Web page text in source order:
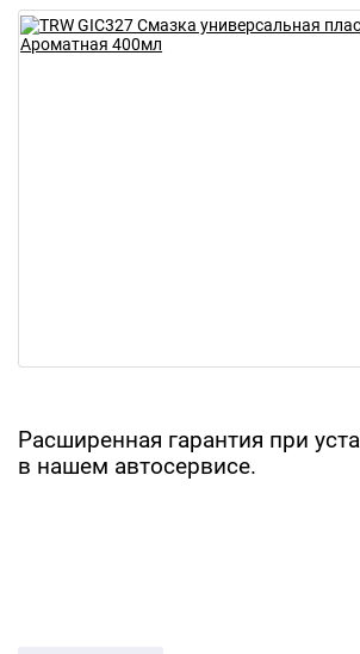
Расширенная гарантия при
в нашем автосервисе.